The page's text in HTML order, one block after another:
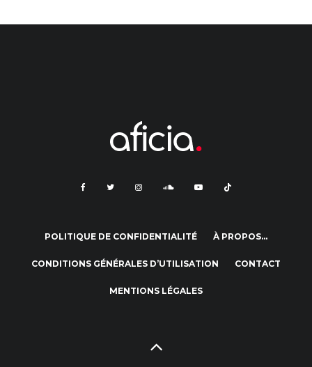
POLITIQUE DE CONFIDENTIALITÉ À PROPOS…
CONDITIONS GÉNÉRALES D’UTILISATION CONTACT
MENTIONS LÉGALES